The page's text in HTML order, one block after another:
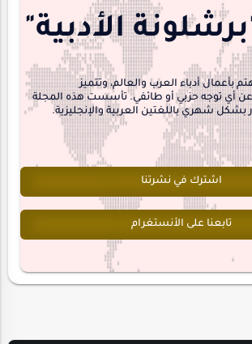
هايكو الأدبية"
بأعمال أدباء العرب والعالم، وتتميز
عن أي توجه حزبي أو طائفي. تأسست هذه المجلة
اشترك في نشرتنا
تابعنا على الأنستغرام